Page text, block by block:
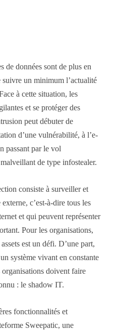
de données sont de plus en
un minimum l’actualité
à cette situation, les
et se protéger des
peut débuter de
d’une vulnérabilité, à l’e-
passant par le vol
de type infostealer.
consiste à surveiller et
c’est-à-dire tous les
et qui peuvent représenter
Pour les organisations,
est un défi. D’une part,
système vivant en constante
doivent faire
: le shadow IT.
fonctionnalités et
Sweepatic, une